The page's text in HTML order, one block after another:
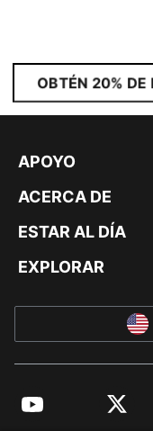
OBTÉN 20% DE
APOYO
ACERCA DE
ESTAR AL DÍA
EXPLORAR
YouTube Twitter